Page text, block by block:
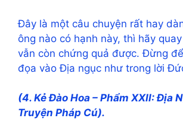
Đây là một câu chuyện rất hay
ông nào có hạnh này, thì hãy
vẫn còn chứng quả được. Đừng
đọa vào Địa ngục như trong lời
(4. Kẻ Ðào Hoa – Phẩm XXII: Ðịa
Truyện Pháp Cú).